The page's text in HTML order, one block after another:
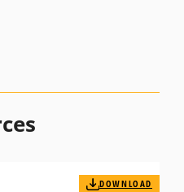
DOWNLOAD